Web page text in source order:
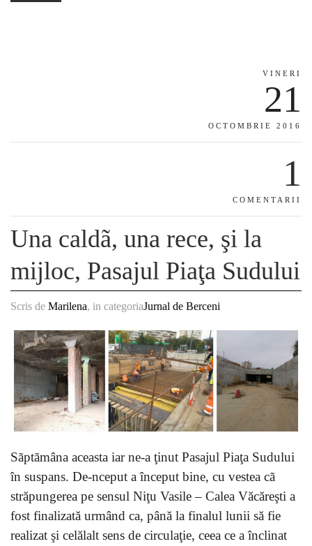
VINERI
21
OCTOMBRIE 2016
1
COMENTARII
Una caldã, una rece, şi la
mijloc, Pasajul Piaţa Sudului
Scris de Marilena, in categoriaJurnal de Berceni
Sãptãmâna aceasta iar ne-a ţinut Pasajul Piaţa Sudului
în suspans. De-nceput a început bine, cu vestea cã
străpungerea pe sensul Niţu Vasile – Calea Văcăreşti a
fost finalizată urmând ca, până la finalul lunii să fie
realizat şi celălalt sens de circulaţie, ceea ce a înclinat